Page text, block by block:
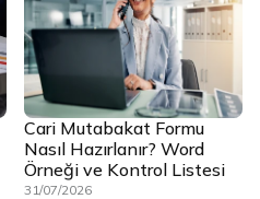
Cari Mutabakat Formu
Nasıl Hazırlanır? Word
Örneği ve Kontrol Listesi
31/07/2026